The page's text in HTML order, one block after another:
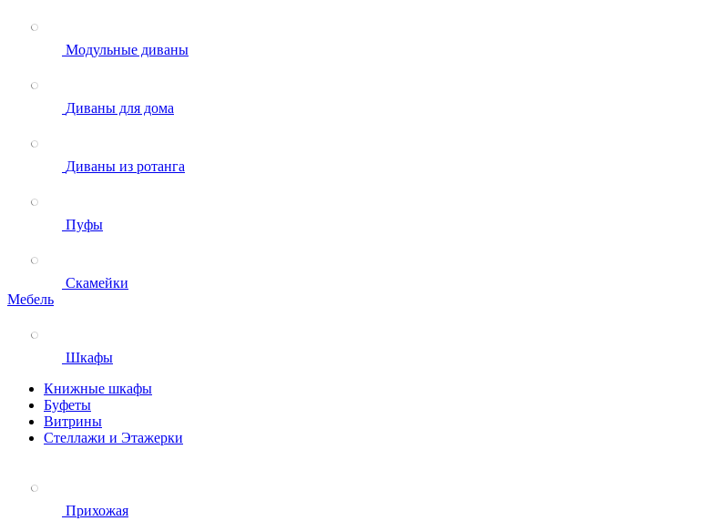
Модульные диваны
Диваны для дома
Диваны из ротанга
Пуфы
Скамейки
Мебель
Шкафы
Книжные шкафы
Буфеты
Витрины
Стеллажи и Этажерки
Прихожая